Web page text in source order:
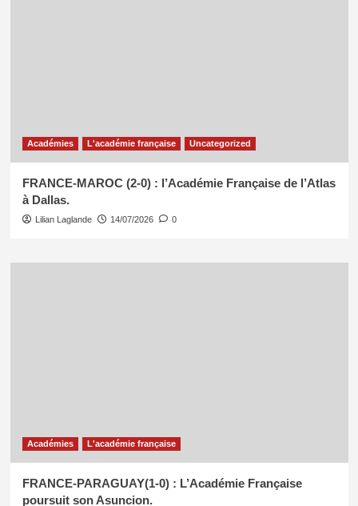
Académies L'académie française Uncategorized
FRANCE-MAROC (2-0) : l’Académie Française de l’Atlas
à Dallas.
Lilian Laglande 14/07/2026 0
Académies L'académie française
FRANCE-PARAGUAY(1-0) : L’Académie Française
poursuit son Asuncion.